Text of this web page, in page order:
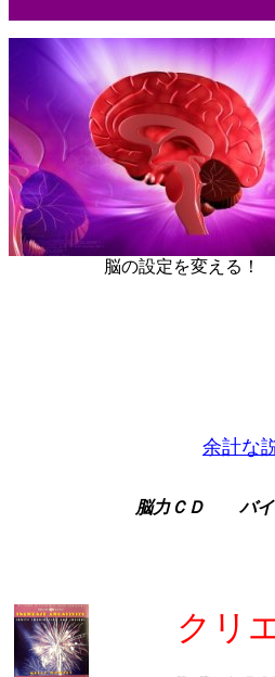
脳の設定を変える！
余計な
脳力ＣＤ バ
クリ